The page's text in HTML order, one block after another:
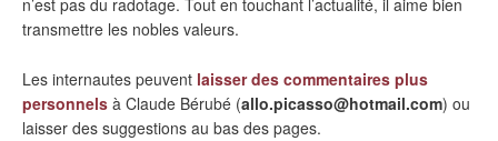
n’est pas du radotage. Tout en touchant l’actualité, il aime bien
transmettre les nobles valeurs.
Les internautes peuvent laisser des commentaires plus
personnels à Claude Bérubé (allo.picasso@hotmail.com) ou
laisser des suggestions au bas des pages.